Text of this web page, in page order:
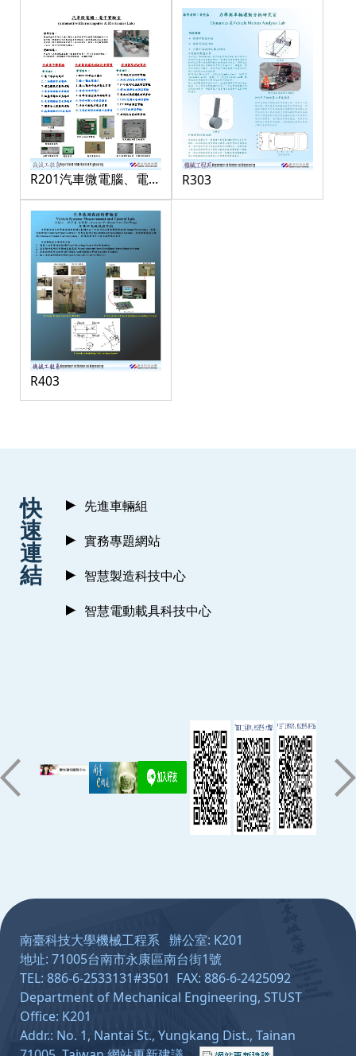
R201汽車微電腦、電子
實驗室-2
R303
R403
快
速
連
結
先進車輛組
實務專題網站
智慧製造科技中心
智慧電動載具科技中心
南臺科技大學機械工程系 辦公室: K201
地址: 71005台南市永康區南台街1號
TEL: 886-6-2533131#3501 FAX: 886-6-2425092
Department of Mechanical Engineering, STUST
Office: K201
Addr.: No. 1, Nantai St., Yungkang Dist., Tainan